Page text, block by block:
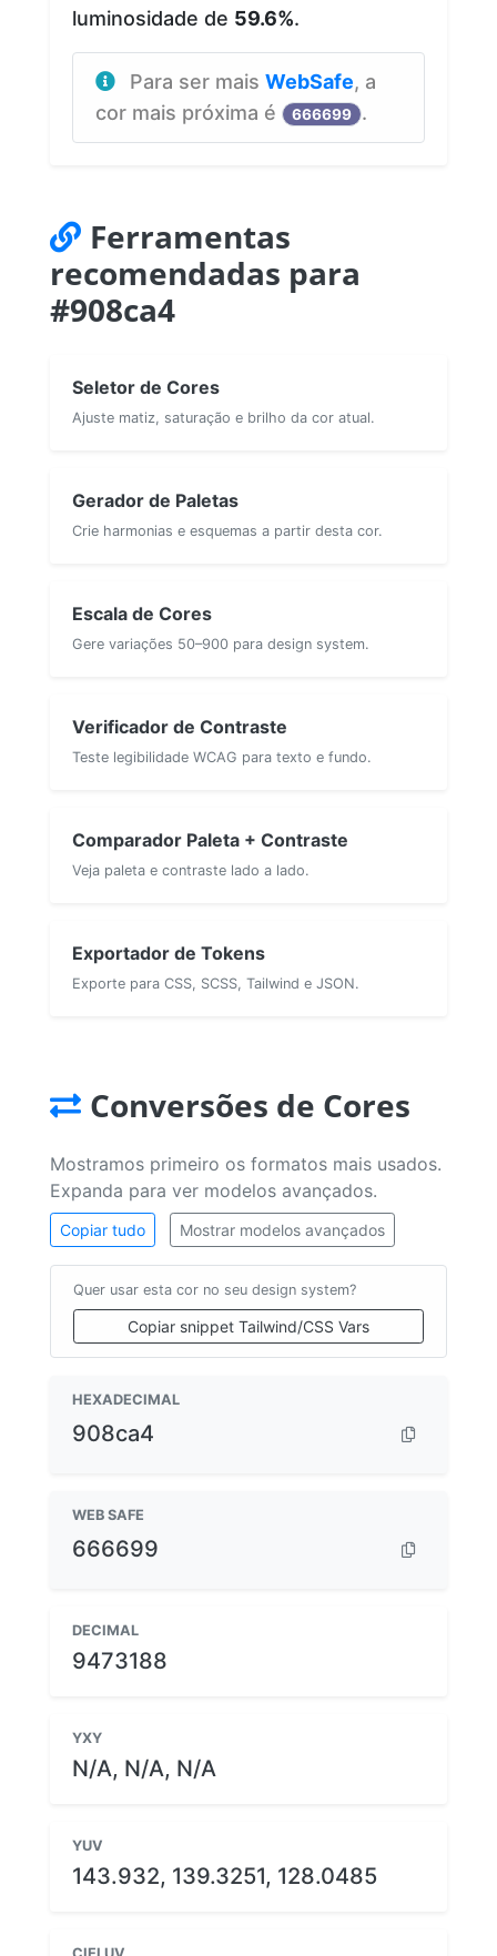
luminosidade de 59.6%.
Para ser mais WebSafe, a
cor mais próxima é
666699 .
Ferramentas
recomendadas para
#908ca4
Seletor de Cores
Ajuste matiz, saturação e brilho da cor atual.
Gerador de Paletas
Crie harmonias e esquemas a partir desta cor.
Escala de Cores
Gere variações 50–900 para design system.
Verificador de Contraste
Teste legibilidade WCAG para texto e fundo.
Comparador Paleta + Contraste
Veja paleta e contraste lado a lado.
Exportador de Tokens
Exporte para CSS, SCSS, Tailwind e JSON.
Conversões de Cores
Mostramos primeiro os formatos mais usados.
Expanda para ver modelos avançados.
Copiar tudo Mostrar modelos avançados
Quer usar esta cor no seu design system?
Copiar snippet Tailwind/CSS Vars
HEXADECIMAL
908ca4
WEB SAFE
666699
DECIMAL
9473188
YXY
N/A, N/A, N/A
YUV
143.932, 139.3251, 128.0485
CIELUV